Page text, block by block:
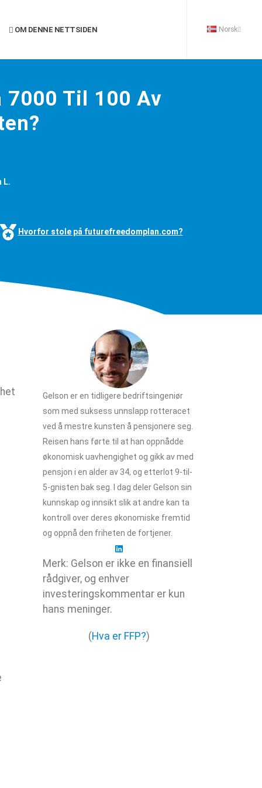
OM DENNE NETTSIDEN Norsk
7000 Til 100 Av
L.
Hvorfor stole på futurefreedomplan.com?
Gelson er en tidligere bedriftsingeniør
som med suksess unnslapp rotteracet
ved å mestre kunsten å pensjonere seg.
Reisen hans førte til at han oppnådde
økonomisk uavhengighet og gikk av med
pensjon i en alder av 34, og etterlot 9-til-
5-gnisten bak seg. I dag deler Gelson sin
kunnskap og innsikt slik at andre kan ta
kontroll over deres økonomiske fremtid
og oppnå den friheten de fortjener.
Merk: Gelson er ikke en finansiell
rådgiver, og enhver
investeringskommentar er kun
hans meninger.
(Hva er FFP?)